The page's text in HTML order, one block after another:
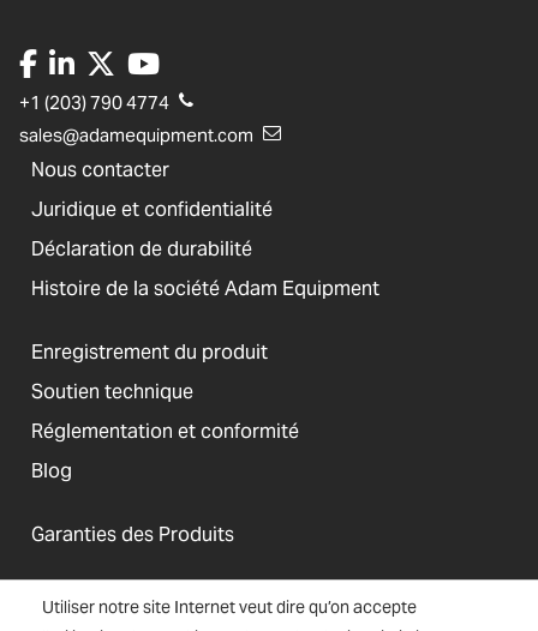
Utiliser notre site Internet veut dire qu’on accepte
+1 (203) 790 4774
sales@adamequipment.com
Nous contacter
Juridique et confidentialité
Déclaration de durabilité
Histoire de la société Adam Equipment
Enregistrement du produit
Soutien technique
Réglementation et conformité
Blog
Garanties des Produits